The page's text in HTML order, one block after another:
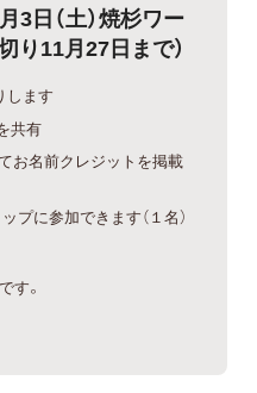
3日（土）焼杉ワー
り11月27日まで）
します
共有
お名前クレジットを掲載
プに参加できます（１名）
す。